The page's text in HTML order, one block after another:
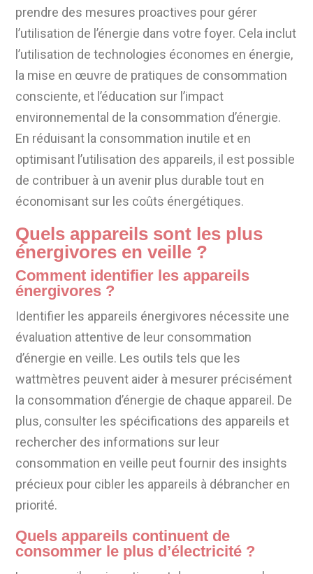
prendre des mesures proactives pour gérer
l’utilisation de l’énergie dans votre foyer. Cela inclut
l’utilisation de technologies économes en énergie,
la mise en œuvre de pratiques de consommation
consciente, et l’éducation sur l’impact
environnemental de la consommation d’énergie.
En réduisant la consommation inutile et en
optimisant l’utilisation des appareils, il est possible
de contribuer à un avenir plus durable tout en
économisant sur les coûts énergétiques.
Quels appareils sont les plus
énergivores en veille ?
Comment identifier les appareils
énergivores ?
Identifier les appareils énergivores nécessite une
évaluation attentive de leur consommation
d’énergie en veille. Les outils tels que les
wattmètres peuvent aider à mesurer précisément
la consommation d’énergie de chaque appareil. De
plus, consulter les spécifications des appareils et
rechercher des informations sur leur
consommation en veille peut fournir des insights
précieux pour cibler les appareils à débrancher en
priorité.
Quels appareils continuent de
consommer le plus d’électricité ?